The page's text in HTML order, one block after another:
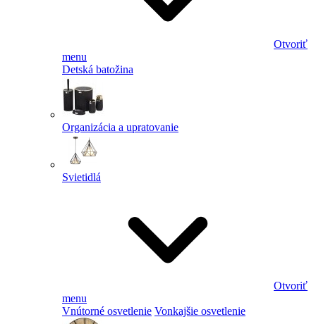
Otvoriť
menu
Detská batožina
Organizácia a upratovanie
Svietidlá
Otvoriť
menu
Vnútorné osvetlenie Vonkajšie osvetlenie